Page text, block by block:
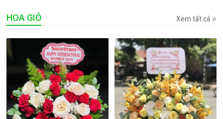
HOA GIỎ Xem tất cả